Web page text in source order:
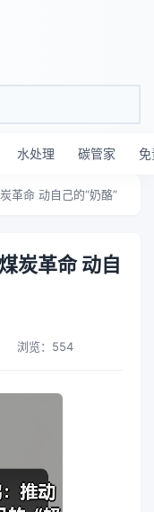
水处理 碳管家 免
革命 动自己的“奶酪”
炭革命 动自
浏览： 554